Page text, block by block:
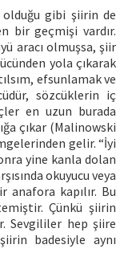
gibi şiirin de
bir geçmişi vardır.
aracı olmuşsa, şiir
yola çıkarak
efsunlamak ve
sözcüklerin iç
en uzun burada
çıkar (Malinowski
gelir. “İyi
yine kanla dolan
okuyucu veya
anafora kapılır. Bu
Çünkü şiirin
Sevgililer hep şiire
badesiyle aynı